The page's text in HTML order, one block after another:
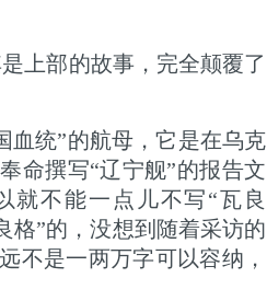
上部的故事，完全颠覆了
血统”的航母，它是在乌克
命撰写“辽宁舰”的报告文
就不能一点儿不写“瓦良
格”的，没想到随着采访的
不是一两万字可以容纳，